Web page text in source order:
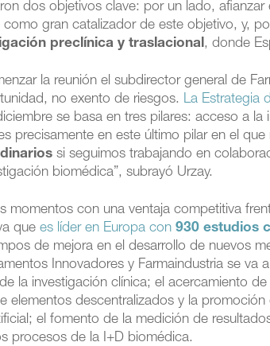
dos objetivos clave: por un lado,
como gran catalizador de este objetivo, y,
preclínica y traslacional, donde
la reunión el subdirector general de
no exento de riesgos. La Estrategia
se basa en tres pilares: acceso a la
precisamente en este último pilar en el que
si seguimos trabajando en
biomédica”, subrayó Urzay.
momentos con una ventaja competitiva
quees líder en Europa con930 estudios
de mejora en el desarrollo de nuevos
Innovadores y Farmaindustria se va
la investigación clínica; el acercamiento
elementos descentralizados y la
el fomento de la medición de
procesos de la I+D biomédica.